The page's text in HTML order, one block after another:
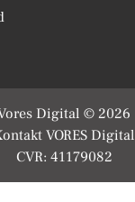
Digital © 2026
VORES Digital
CVR: 41179082